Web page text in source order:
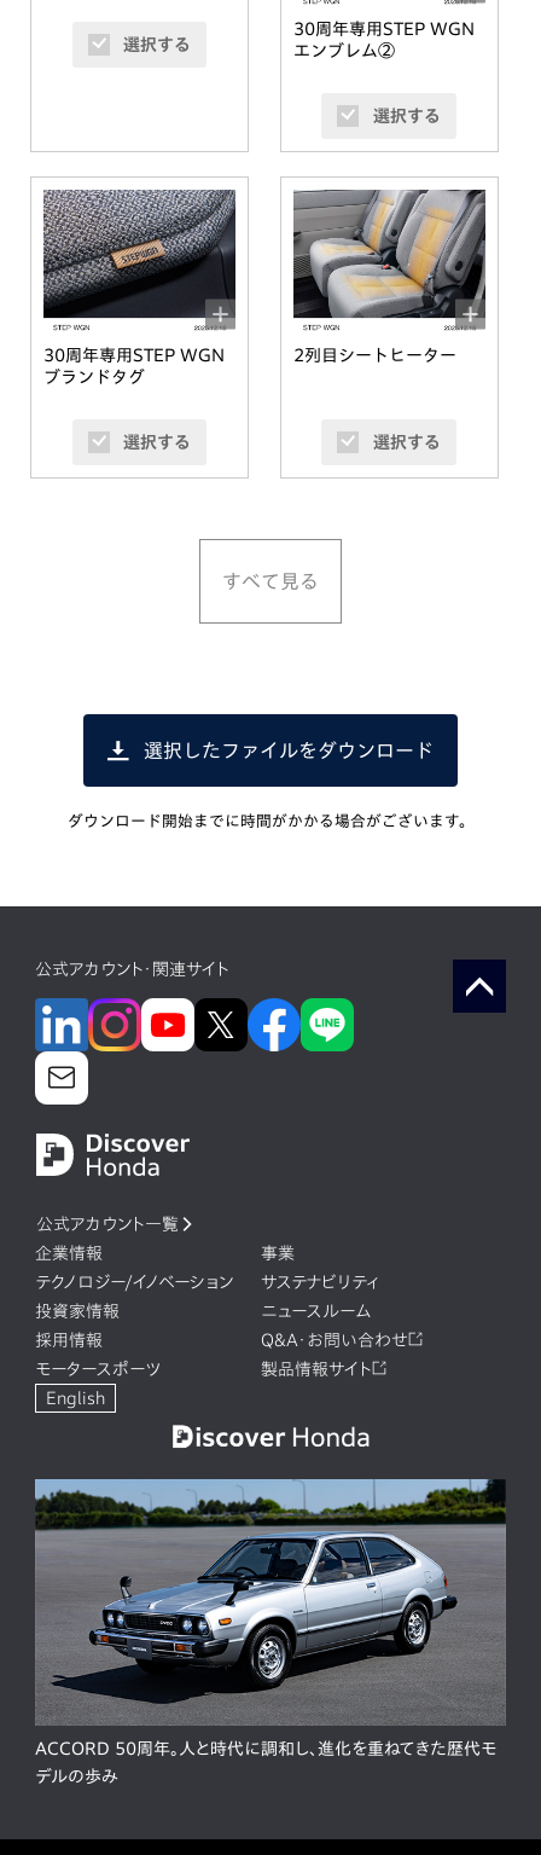
選択する
30周年専用STEP WGN
エンブレム②
選択する
30周年専用STEP WGN
ブランドタグ
選択する
2列目シートヒーター
選択する
すべて見る
選択したファイルをダウンロード
ダウンロード開始までに時間がかかる場合がございます。
公式アカウント・関連サイト
公式アカウント一覧
企業情報
事業
テクノロジー/イノベーション
サステナビリティ
投資家情報
ニュースルーム
採用情報
Q&A・お問い合わせ
モータースポーツ
製品情報サイト
English
ACCORD 50周年。人と時代に調和し、進化を重ねてきた歴代モ
デルの歩み